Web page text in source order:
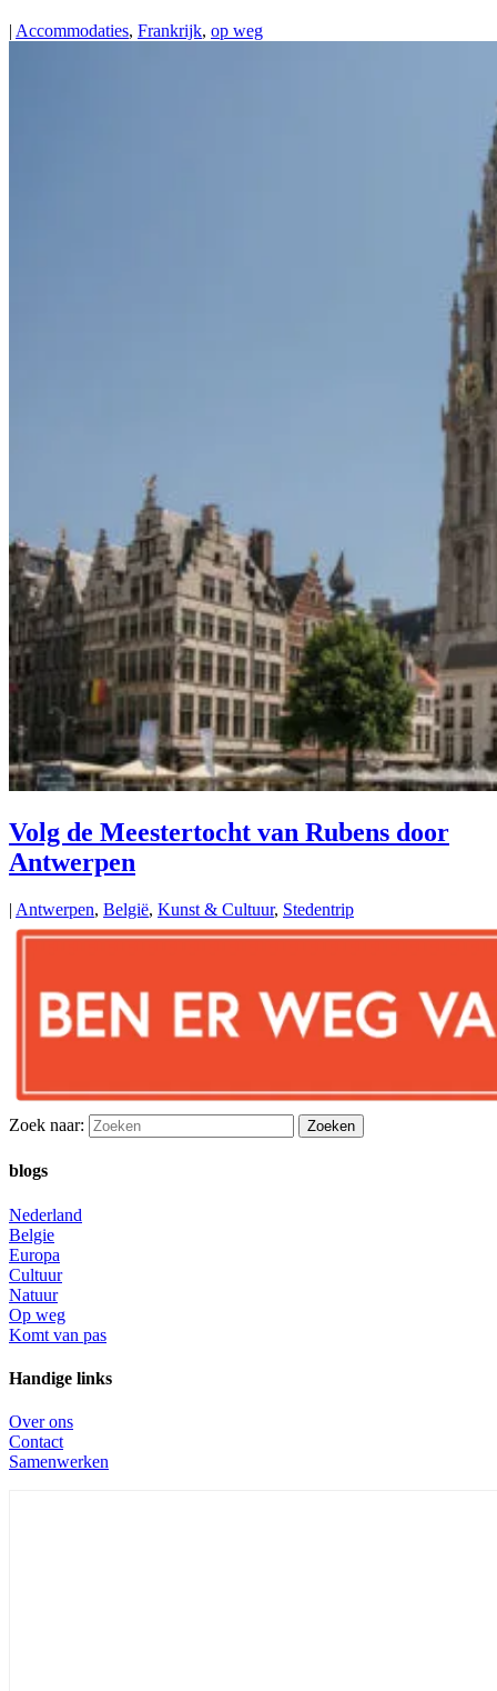
| Accommodaties, Frankrijk, op weg
Volg de Meestertocht van Rubens door
Antwerpen
| Antwerpen, België, Kunst & Cultuur, Stedentrip
Zoek naar:
blogs
Nederland
Belgie
Europa
Cultuur
Natuur
Op weg
Komt van pas
Handige links
Over ons
Contact
Samenwerken